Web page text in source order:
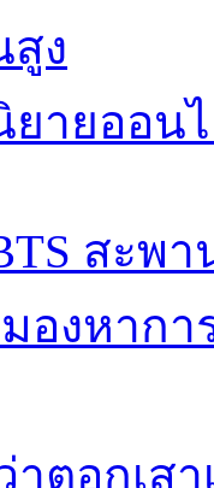
ง
ยายออน
สะพ
งหากา
ตอกเส